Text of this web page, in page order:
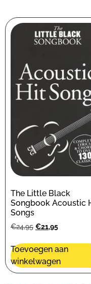
The Little Black
Songbook Acoustic
Songs
€24,95 €21,95
Toevoegen aan
winkelwagen